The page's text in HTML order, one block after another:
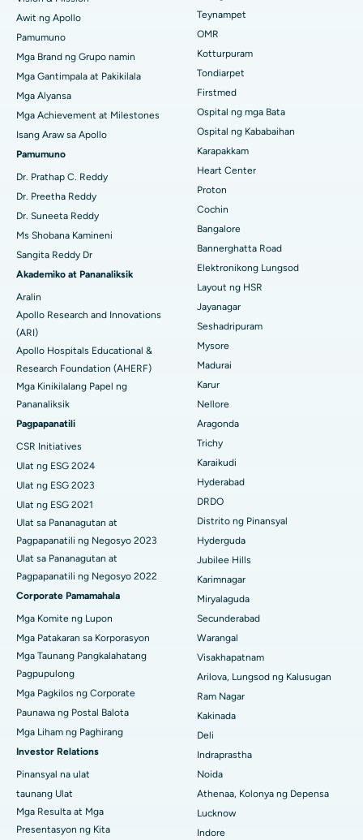
Maghanap ng Pediatrics
Maghanap ng Dermatologist
Maghanap ng Urologist
Maghanap ng Diabetologist
Maghanap ng Ginekologo
Maghanap ng Pangkalahatang Doktor
Maghanap ng Sikologo
Maghanap ng Pangkalahatang Siruhano
Pinakamahusay na Ospital sa PH Road, Chennai
Pinakamahusay na Sentro ng Puso sa Thousand Lights,
Chennai
Pinakamahusay na Ospital sa Jubilee Hills, Hyderabad
Pinakamahusay na Ospital sa Tondiarpet, Chennai
Pinakamahusay na Ospital sa Kotturpuram, Chennai
Pinakamahusay na Ospital sa Kovai Road, Karur
Pinakamahusay na Ospital sa Karapakkam, Chennai
Pinakamahusay na Ospital sa Arilova, Vizag
Pinakamahusay na Ospital sa Kanpur Road, Lucknow
Pinakamahusay na Ospital sa Sektor-26, Noida
Pinakamahusay na Ospital sa Gandhinagar, Ahmedabad
Pinakamahusay na Ospital sa Aragonda, Andhra Pradesh
Pinakamahusay na Ospital sa Bannerghatta Road, Bangalore
Pinakamahusay na Ospital sa Unit-15, Bhubaneswar
Pinakamahusay na Ospital sa Seepat Road, Bilaspur
Pinakamahusay na Ospital sa Ellisbridge, Ahmedabad
Pinakamahusay na Ospital sa New Delhi
Pinakamahusay na Ospital sa DRDO, Hyderabad
Pinakamahusay na Ospital sa GS Road, Guwahati
Pinakamahusay na Ospital sa Hyderguda, Hyderabad
Pinakamahusay na Ospital sa Vijay Nagar, Indore
Pinakamahusay na Ospital sa Suryaraopeta Main Road,
Kakinada
Pinakamahusay na Ospital sa CBD Belapur, Navi Mumbai
Pinakamahusay na Ospital sa Panchavati, Nashik
Lasik Surgery
Rhinoplasty
liposuction
Coronary Angiogram
Kapalit na Transcatheter Aortic Valve
Pag-aayos ng MitraClip Valve
Minimally Invasive Cardiac Surgery
Pagwawaksi ng Catheter
ACL Reconstruction Surgery
Endometrial Ablation
Embolization ng Uterine Artery
Ovarian Cystectomy
Brachytherapy
Colonoscopy
Polypectomy
Deep Brain Stimulation
Peritoneyal Dialysis
Parathyroidectomy
Cytoreductive Surgery
Ceramic Kabuuang Pagpapalit ng Tuhod
ERCP
Awit ng Apollo
Pamumuno
Mga Brand ng Grupo namin
Mga Gantimpala at Pakikilala
Mga Alyansa
Mga Achievement at Milestones
Isang Araw sa Apollo
Pamumuno
Dr. Prathap C. Reddy
Dr. Preetha Reddy
Dr. Suneeta Reddy
Ms Shobana Kamineni
Sangita Reddy Dr
Akademiko at Pananaliksik
Aralin
Apollo Research and Innovations
(ARI)
Apollo Hospitals Educational &
Research Foundation (AHERF)
Mga Kinikilalang Papel ng
Pananaliksik
Pagpapanatili
CSR Initiatives
Ulat ng ESG 2024
Ulat ng ESG 2023
Ulat ng ESG 2021
Ulat sa Pananagutan at
Pagpapanatili ng Negosyo 2023
Ulat sa Pananagutan at
Pagpapanatili ng Negosyo 2022
Corporate Pamamahala
Mga Komite ng Lupon
Mga Patakaran sa Korporasyon
Mga Taunang Pangkalahatang
Pagpupulong
Mga Pagkilos ng Corporate
Paunawa ng Postal Balota
Mga Liham ng Paghirang
Investor Relations
Pinansyal na ulat
taunang Ulat
Mga Resulta at Mga
Presentasyon ng Kita
Teynampet
OMR
Kotturpuram
Tondiarpet
Firstmed
Ospital ng mga Bata
Ospital ng Kababaihan
Karapakkam
Heart Center
Proton
Cochin
Bangalore
Bannerghatta Road
Elektronikong Lungsod
Layout ng HSR
Jayanagar
Seshadripuram
Mysore
Madurai
Karur
Nellore
Aragonda
Trichy
Karaikudi
Hyderabad
DRDO
Distrito ng Pinansyal
Hyderguda
Jubilee Hills
Karimnagar
Miryalaguda
Secunderabad
Warangal
Visakhapatnam
Arilova, Lungsod ng Kalusugan
Ram Nagar
Kakinada
Deli
Indraprastha
Noida
Athenaa, Kolonya ng Depensa
Lucknow
Indore